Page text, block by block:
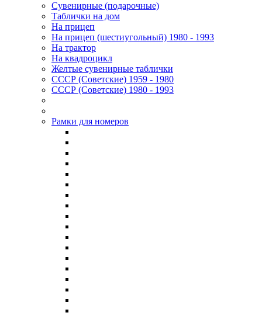
Сувенирные (подарочные)
Таблички на дом
На прицеп
На прицеп (шестиугольный) 1980 - 1993
На трактор
На квадроцикл
Желтые сувенирные таблички
СССР (Советские) 1959 - 1980
СССР (Советские) 1980 - 1993
Рамки для номеров